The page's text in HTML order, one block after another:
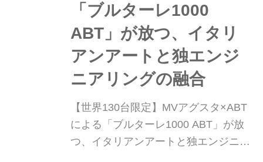
「ブルターレ1000
ABT」が放つ、イタリ
アンアートと独エンジ
ニアリングの融合
【世界130台限定】MVアグスタ×ABT
による「ブルターレ1000 ABT」が放
つ、イタリアンアートと独エンジニア